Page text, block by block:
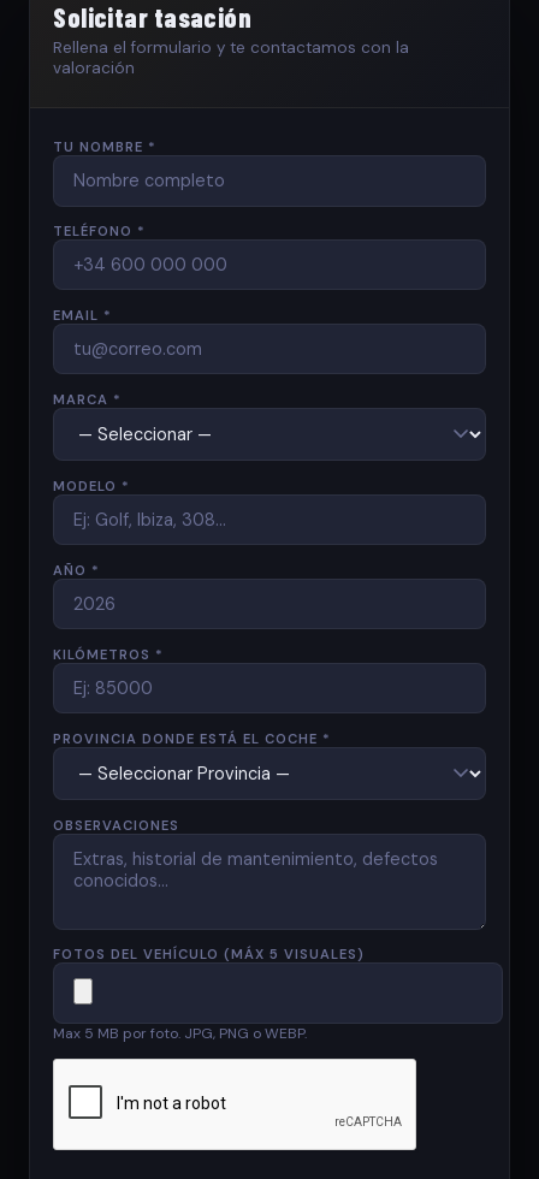
Solicitar tasación
Rellena el formulario y te contactamos con la
valoración
TU NOMBRE *
TELÉFONO *
EMAIL *
MARCA *
MODELO *
AÑO *
KILÓMETROS *
PROVINCIA DONDE ESTÁ EL COCHE *
OBSERVACIONES
FOTOS DEL VEHÍCULO (MÁX 5 VISUALES)
Max 5 MB por foto. JPG, PNG o WEBP.